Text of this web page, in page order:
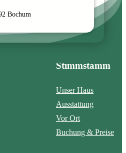
Bochum
Stimmstamm
Unser Haus
Ausstattung
Vor Ort
Buchung & Preise